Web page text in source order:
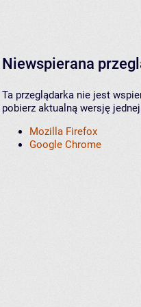
Niewspierana
Ta przeglądarka nie jest
pobierz aktualną wersję
Mozilla Firefox
Google Chrome